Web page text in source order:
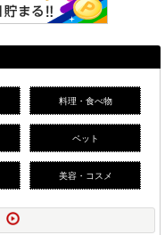
料理・食べ物
ペット
美容・コスメ